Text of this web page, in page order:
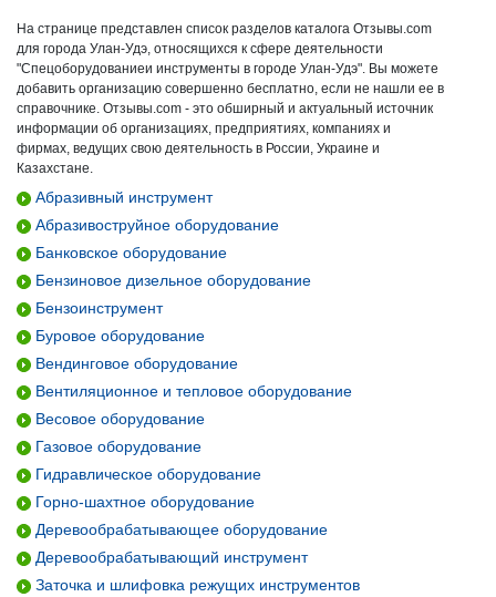
На странице представлен список разделов каталога Отзывы.com
для города Улан-Удэ, относящихся к сфере деятельности
"Спецоборудованиеи инструменты в городе Улан-Удэ". Вы можете
добавить организацию совершенно бесплатно, если не нашли ее в
справочнике. Отзывы.com - это обширный и актуальный источник
информации об организациях, предприятиях, компаниях и
фирмах, ведущих свою деятельность в России, Украине и
Казахстане.
Абразивный инструмент
Абразивоструйное оборудование
Банковское оборудование
Бензиновое дизельное оборудование
Бензоинструмент
Буровое оборудование
Вендинговое оборудование
Вентиляционное и тепловое оборудование
Весовое оборудование
Газовое оборудование
Гидравлическое оборудование
Горно-шахтное оборудование
Деревообрабатывающее оборудование
Деревообрабатывающий инструмент
Заточка и шлифовка режущих инструментов